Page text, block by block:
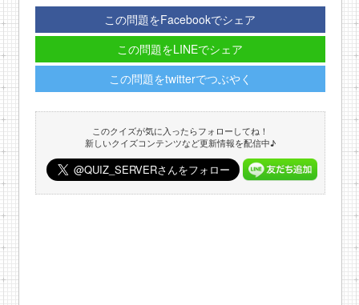
この問題をFacebookでシェア
この問題をLINEでシェア
この問題をtwitterでつぶやく
このクイズが気に入ったらフォローしてね！
新しいクイズコンテンツなど更新情報を配信中♪